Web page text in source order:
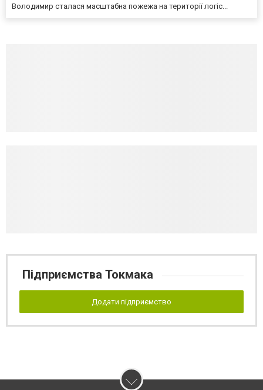
Володимир сталася масштабна пожежа на території логіс...
Підприємства Токмака
Додати підприємство